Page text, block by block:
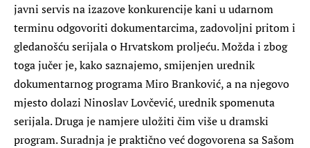
javni servis na izazove konkurencije kani u udarnom
terminu odgovoriti dokumentarcima, zadovoljni pritom i
gledanošću serijala o Hrvatskom proljeću. Možda i zbog
toga jučer je, kako saznajemo, smijenjen urednik
dokumentarnog programa Miro Branković, a na njegovo
mjesto dolazi Ninoslav Lovčević, urednik spomenuta
serijala. Druga je namjere uložiti čim više u dramski
program. Suradnja je praktično već dogovorena sa Sašom